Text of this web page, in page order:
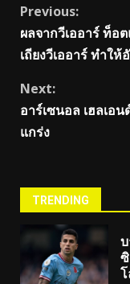
Continue
Reading
Previous:
ผลจากวีเออาร์ ท็
เถียงวีเออาร์ ทำใ
Next:
อาร์เซนอล เฮลเอ
แกร่ง
TRENDING